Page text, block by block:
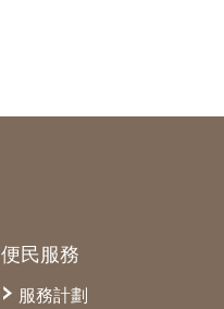
便民服務
服務計劃